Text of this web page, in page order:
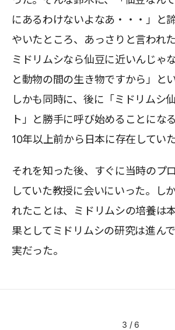
にあるわけないよなあ・・・」と
やいたところ、あっさりと言われ
ミドリムシなら仙豆に近いんじゃ
と動物の間の生き物ですから」と
しかも同時に、後に「ミドリムシ
ト」と勝手に呼び始めることにな
10年以上前から日本に存在してい
それを知った後、すぐに当時のプ
していた教授に会いにいった。し
れたことは、ミドリムシの培養は
果としてミドリムシの研究は進ん
実だった。
3 / 6